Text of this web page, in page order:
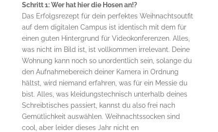
Schritt 1: Wer hat hier die Hosen an!?
Das Erfolgsrezept für dein perfektes Weihnachtsoutfit
auf dem digitalen Campus ist identisch mit dem für
einen guten Hintergrund für Videokonferenzen. Alles,
was nicht im Bild ist, ist vollkommen irrelevant. Deine
Wohnung kann noch so unordentlich sein, solange du
den Aufnahmebereich deiner Kamera in Ordnung
hältst, wird niemand erfahren, was für ein Messie du
bist. Alles, was kleidungstechnisch unterhalb deines
Schreibtisches passiert, kannst du also frei nach
Gemütlichkeit auswählen. Weihnachtssocken sind
cool, aber leider dieses Jahr nicht en